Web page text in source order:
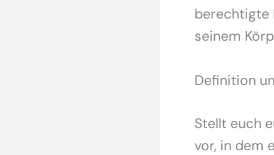
berechtigte
seinem
Definition
Stellt euch
vor, in dem